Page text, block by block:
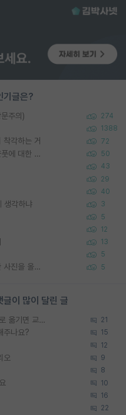
기글은?
주의) 274
1388
각하는 거 72
포스텍 억까에 대해 (동문의 학문적 아웃풋에 대한 반박) 50
43
29
40
생각하냐 3
5
12
13
5
정보보안 연구하는 입장에선 식별가능한 사진을 올리는건 비추이긴함 5
이 많이 달린 글
SSH 박사과정을 그만두고 지방대 박사로 옮기면 교수의 꿈은 끝일까요? 21
주나요? 15
12
오 9
8
10
16
22